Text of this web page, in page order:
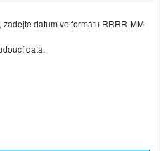
datum ve formátu RRRR-MM-
data.